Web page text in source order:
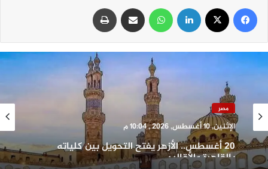
فيسبوك لينكدإن واتساب مشاركة عبر البريد
مصر
الإثنين, 10 أغسطس, 2026 , 10:04 م
20 أغسطس.. الأزهر يفتح التحويل بين كلياته
بالقاهرة والأقاليم